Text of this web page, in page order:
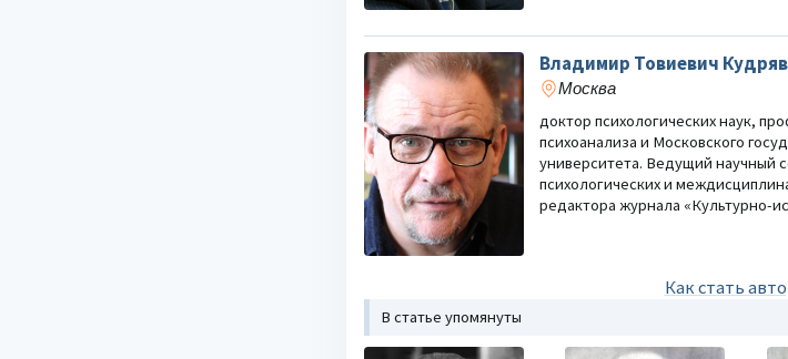
Владимир Товиевич
Москва
доктор психологических наук,
психоанализа и Московского
университета. Ведущий научный
психологических и
редактора журнала «Культурно-
Как стать
В статье упомянуты